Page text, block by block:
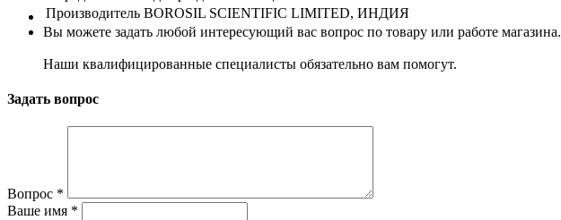
Производитель BOROSIL SCIENTIFIC LIMITED, ИНДИЯ
Вы можете задать любой интересующий вас вопрос по товару или работе магазина.
Наши квалифицированные специалисты обязательно вам помогут.
Задать вопрос
Вопрос *
Ваше имя *